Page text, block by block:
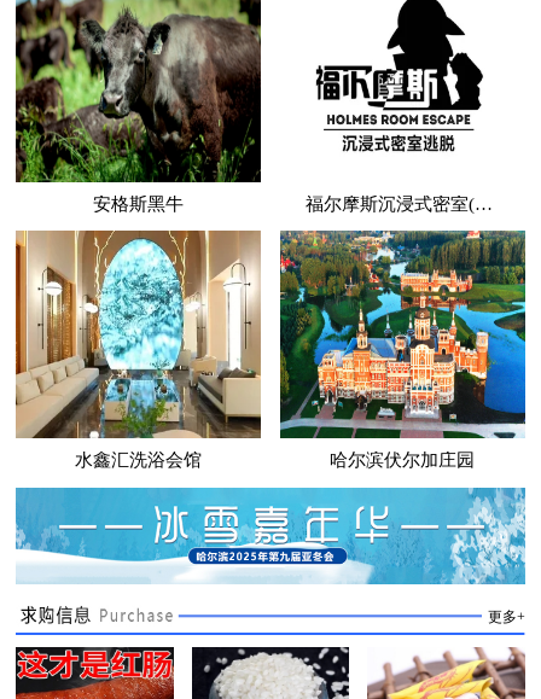
安格斯黑牛 福尔摩斯沉浸式密室(哈西万达店)
水鑫汇洗浴会馆 哈尔滨伏尔加庄园
更多+